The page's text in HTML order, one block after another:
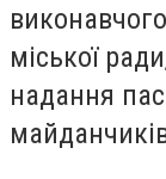
міської
надання